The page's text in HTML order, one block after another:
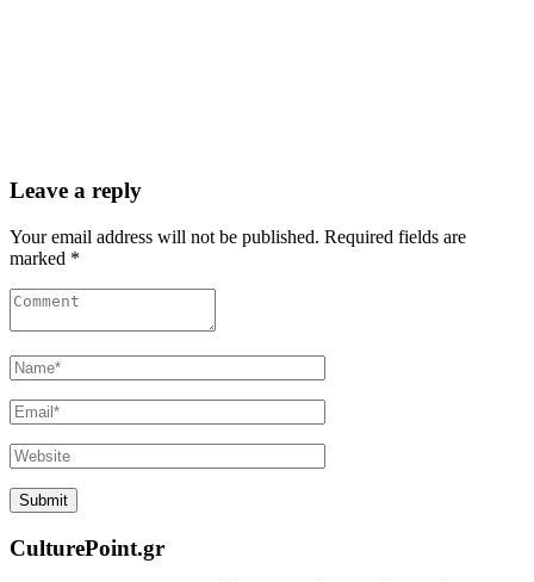
Leave a reply
Your email address will not be published. Required fields are
marked *
CulturePoint.gr